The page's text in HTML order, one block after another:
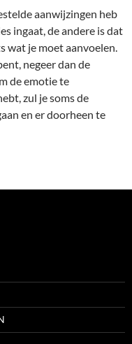
aanwijzingen heb
ingaat, de andere is dat
wat je moet aanvoelen.
negeer dan de
de emotie te
zul je soms de
en er doorheen te